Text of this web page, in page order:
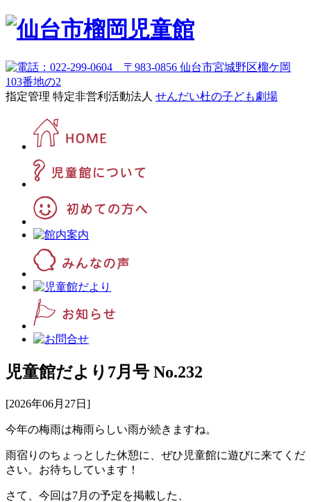
指定管理 特定非営利活動法人 せんだい杜の子ども劇場
児童館だより7月号 No.232
[2026年06月27日]
今年の梅雨は梅雨らしい雨が続きますね。
雨宿りのちょっとした休憩に、ぜひ児童館に遊びに来てくだ
さい。お待ちしています！
さて、今回は7月の予定を掲載した、